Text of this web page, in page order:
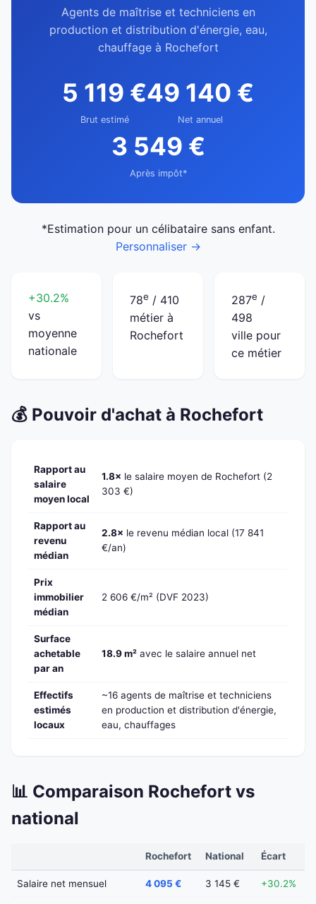
Agents de maîtrise et techniciens en
production et distribution d'énergie, eau,
chauffage à Rochefort
5 119 €
Brut estimé
49 140 €
Net annuel
3 549 €
Après impôt*
*Estimation pour un célibataire sans enfant.
Personnaliser →
+30.2%
vs
moyenne
nationale
78e / 410
métier à
Rochefort
287e /
498
ville pour
ce métier
💰 Pouvoir d'achat à Rochefort
Rapport au
salaire
moyen local
1.8× le salaire moyen de Rochefort (2
303 €)
Rapport au
revenu
médian
2.8× le revenu médian local (17 841
€/an)
Prix
immobilier
médian
2 606 €/m² (DVF 2023)
Surface
achetable
par an
18.9 m² avec le salaire annuel net
Effectifs
estimés
locaux
~16 agents de maîtrise et techniciens
en production et distribution d'énergie,
eau, chauffages
📊 Comparaison Rochefort vs
national
Rochefort National Écart
Salaire net mensuel 4 095 € 3 145 € +30.2%